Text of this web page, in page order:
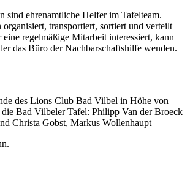
sind ehrenamtliche Helfer im Tafelteam.
organisiert, transportiert, sortiert und verteilt
regelmäßige Mitarbeit interessiert, kann
das Büro der Nachbarschaftshilfe wenden.
des Lions Club Bad Vilbel in Höhe von
Bad Vilbeler Tafel: Philipp Van der Broeck
Christa Gobst, Markus Wollenhaupt